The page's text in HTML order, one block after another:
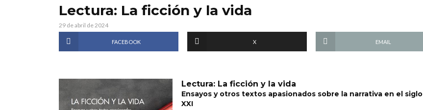
Lectura: La ficción y la vida
29 de abril de 2024
FACEBOOK X EMAIL
Lectura: La ficción y la vida
Ensayos y otros textos apasionados sobre la narrativa en el siglo
XXI